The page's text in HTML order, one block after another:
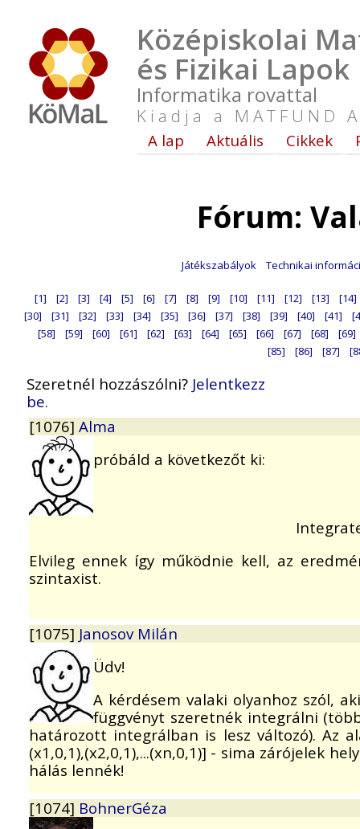
Középiskolai
és Fizikai Lapok
Informatika rovattal
Kiadja a MATFUND
A lap Aktuális Cikkek
Fórum:
Játékszabályok Technikai
[1] [2] [3] [4] [5] [6] [7] [8] [9] [10] [11] [12] [13]
[14]
[30]
[31] [32] [33] [34] [35] [36] [37] [38] [39] [40] [41]
[58]
[59] [60] [61] [62] [63] [64] [65] [66] [67] [68]
[69]
[85]
[86] [87]
Szeretnél hozzászólni? Jelentkezz
be.
[1076] Alma
próbáld a következőt ki:
Elvileg ennek így működnie kell, az
szintaxist.
[1075] Janosov Milán
Üdv!
A kérdésem valaki olyanhoz szól,
függvényt szeretnék integrálni
határozott integrálban is lesz változó). Az
(x1,0,1),(x2,0,1),...(xn,0,1)] - sima zárójelek
hálás lennék!
[1074] BohnerGéza